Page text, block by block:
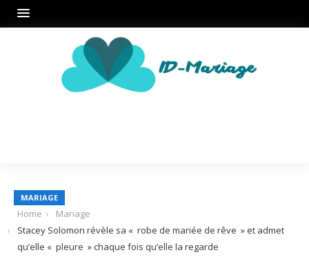
MARIAGE
Home
Mariage
Stacey Solomon révèle sa « robe de mariée de rêve » et admet
qu’elle « pleure » chaque fois qu’elle la regarde